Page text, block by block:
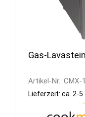
Gas-
Artikel-Nr.: CMX-
Lieferzeit: ca. 2-5